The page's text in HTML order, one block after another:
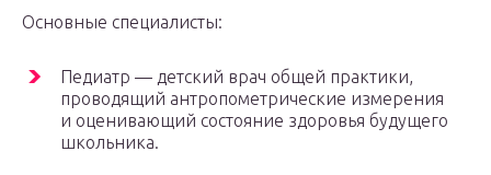
Основные специалисты:
Педиатр — детский врач общей практики,
проводящий антропометрические измерения
и оценивающий состояние здоровья будущего
школьника.